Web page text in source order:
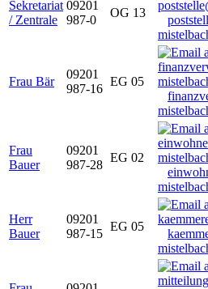
Sekretariat
/ Zentrale
09201
987-0
OG 13
Frau Bär
09201
987-16
EG 05
Frau
Bauer
09201
987-28
EG 02
Herr
Bauer
09201
987-15
EG 05